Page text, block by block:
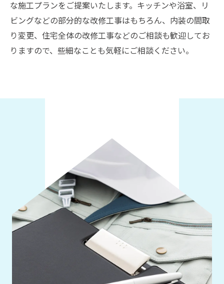
な施工プランをご提案いたします。キッチンや浴室、リ
ビングなどの部分的な改修工事はもちろん、内装の間取
り変更、住宅全体の改修工事などのご相談も歓迎してお
りますので、些細なことも気軽にご相談ください。